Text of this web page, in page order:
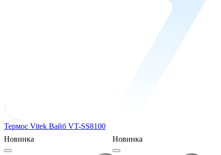
Термос Vitek Вайб VT-SS8100
Новинка
Новинка